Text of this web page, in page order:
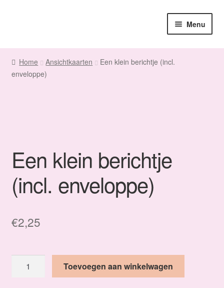
navigatie
inhoud
Menu
Home
Sanne
Fanmail
Contact
Home Ansichtkaarten
Een klein berichtje (incl.
enveloppe)
Een klein berichtje
(incl. enveloppe)
€2,25
Toevoegen aan winkelwagen